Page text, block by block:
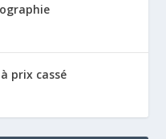
prix cassé